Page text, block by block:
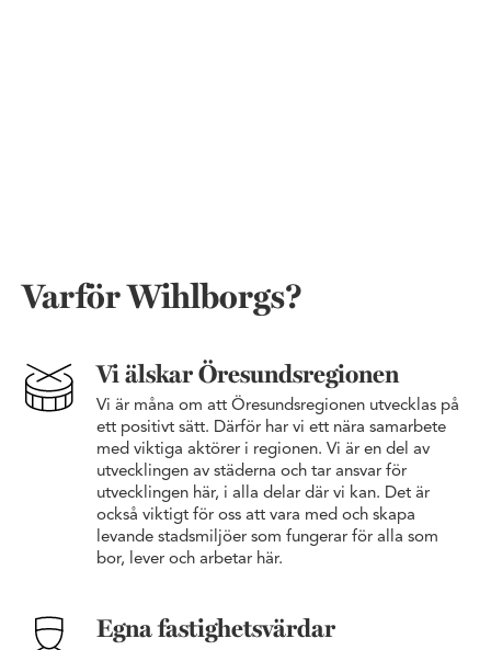
Varför Wihlborgs?
Vi älskar Öresundsregionen
Vi är måna om att Öresundsregionen utvecklas på
ett positivt sätt. Därför har vi ett nära samarbete
med viktiga aktörer i regionen. Vi är en del av
utvecklingen av städerna och tar ansvar för
utvecklingen här, i alla delar där vi kan. Det är
också viktigt för oss att vara med och skapa
levande stadsmiljöer som fungerar för alla som
bor, lever och arbetar här.
Egna fastighetsvärdar